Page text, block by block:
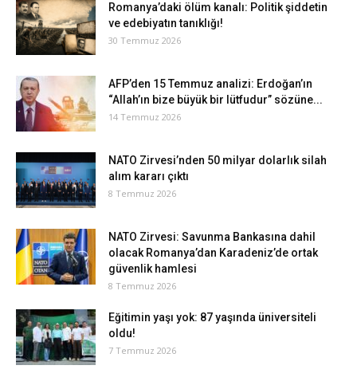
Romanya’daki ölüm kanalı: Politik şiddetin
ve edebiyatın tanıklığı!
30 Temmuz 2026
AFP’den 15 Temmuz analizi: Erdoğan’ın
“Allah’ın bize büyük bir lütfudur” sözüne...
14 Temmuz 2026
NATO Zirvesi’nden 50 milyar dolarlık silah
alım kararı çıktı
8 Temmuz 2026
NATO Zirvesi: Savunma Bankasına dahil
olacak Romanya’dan Karadeniz’de ortak
güvenlik hamlesi
8 Temmuz 2026
Eğitimin yaşı yok: 87 yaşında üniversiteli
oldu!
7 Temmuz 2026